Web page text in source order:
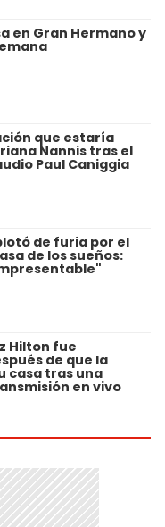
en Gran Hermano y
que estaría
Nannis tras el
Paul Caniggia
de furia por el
de los sueños:
Hilton fue
de que la
casa tras una
en vivo